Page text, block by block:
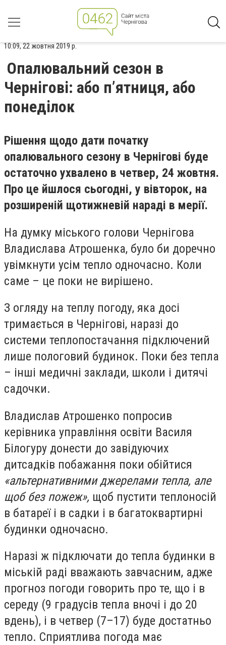
10:09, 22 жовтня 2019 р.
Опалювальний сезон в
Чернігові: або п’ятниця, або
понеділок
Рішення щодо дати початку
опалювального сезону в Чернігові буде
остаточно ухвалено в четвер, 24 жовтня.
Про це йшлося сьогодні, у вівторок, на
розширеній щотижневій нараді в мерії.
На думку міського голови Чернігова
Владислава Атрошенка, було би доречно
увімкнути усім тепло одночасно. Коли
саме – це поки не вирішено.
З огляду на теплу погоду, яка досі
тримається в Чернігові, наразі до
системи теплопостачання підключений
лише пологовий будинок. Поки без тепла
– інші медичні заклади, школи і дитячі
садочки.
Владислав Атрошенко попросив
керівника управління освіти Василя
Білогуру донести до завідуючих
дитсадків побажання поки обійтися
«альтернативними джерелами тепла, але
щоб без пожеж», щоб пустити теплоносій
в батареї і в садки і в багатоквартирні
будинки одночасно.
Наразі ж підключати до тепла будинки в
міській раді вважають завчасним, адже
прогноз погоди говорить про те, що і в
середу (9 градусів тепла вночі і до 20
вдень), і в четвер (7–17) буде достатньо
тепло. Сприятлива погода має